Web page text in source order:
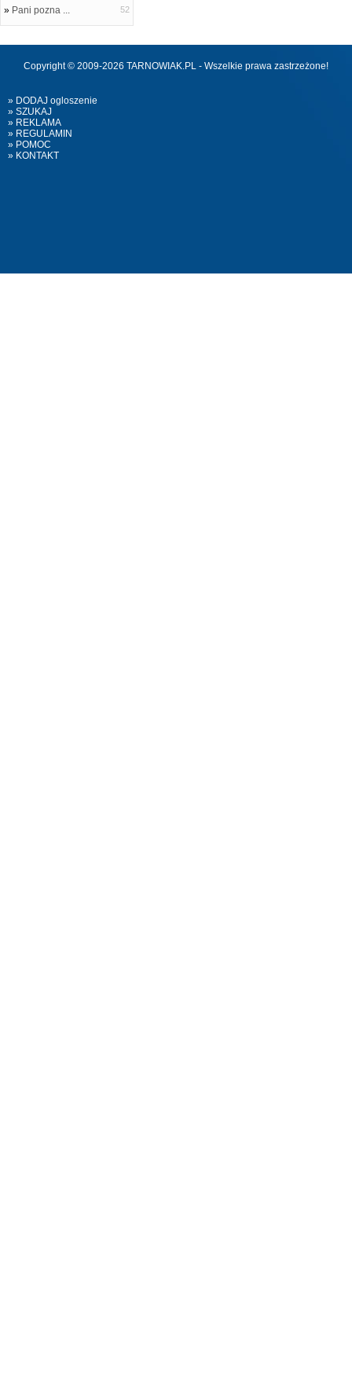
» Pani pozna ... 52
Copyright © 2009-2026 TARNOWIAK.PL - Wszelkie prawa zastrzeżone!
» DODAJ ogloszenie
» SZUKAJ
» REKLAMA
» REGULAMIN
» POMOC
» KONTAKT